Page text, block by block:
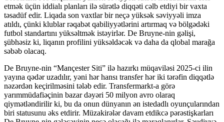
etmək üçün iddialı planları ilə sürətlə diqqəti cəlb etdiyi bir vaxta
təsadüf edir. Liqada son vaxtlar bir neçə yüksək səviyyəli imza
atıldı, çünki klublar rəqabət qabiliyyətlərini artırmaq və bölgədəki
futbol standartını yüksəltmək istəyirlər. De Bruyne-nin gəlişi,
şübhəsiz ki, liqanın profilini yüksəldəcək və daha da qlobal marağa
səbəb olacaq.
De Bruyne-nin “Mançester Siti” ilə hazırkı müqaviləsi 2025-ci ilin
yayına qədər uzadılır, yəni hər hansı transfer hər iki tərəfin diqqətlə
nəzərdən keçirilməsini tələb edir. Transfermarkt-a görə
yarımmüdafiəçinin bazar dəyəri 50 milyon avro olaraq
qiymətləndirilir ki, bu da onun dünyanın ən istedadlı oyunçularından
biri statusunu əks etdirir. Müzakirələr davam etdikcə pərəstişkarları